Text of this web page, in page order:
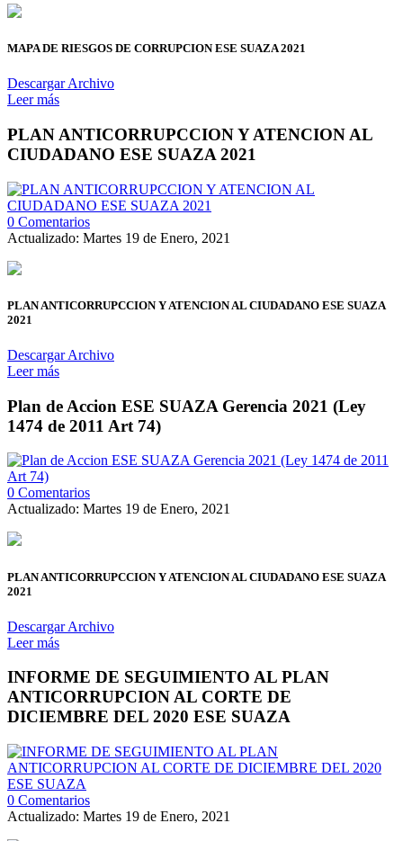
MAPA DE RIESGOS DE CORRUPCION ESE SUAZA 2021
Descargar Archivo
Leer más
PLAN ANTICORRUPCCION Y ATENCION AL
CIUDADANO ESE SUAZA 2021
0 Comentarios
Actualizado: Martes 19 de Enero, 2021
PLAN ANTICORRUPCCION Y ATENCION AL CIUDADANO ESE SUAZA
2021
Descargar Archivo
Leer más
Plan de Accion ESE SUAZA Gerencia 2021 (Ley
1474 de 2011 Art 74)
0 Comentarios
Actualizado: Martes 19 de Enero, 2021
PLAN ANTICORRUPCCION Y ATENCION AL CIUDADANO ESE SUAZA
2021
Descargar Archivo
Leer más
INFORME DE SEGUIMIENTO AL PLAN
ANTICORRUPCION AL CORTE DE
DICIEMBRE DEL 2020 ESE SUAZA
0 Comentarios
Actualizado: Martes 19 de Enero, 2021